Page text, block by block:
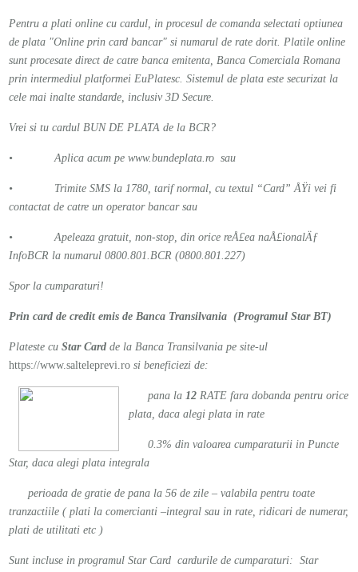
Pentru a plati online cu cardul, in procesul de comanda selectati optiunea
de plata "Online prin card bancar" si numarul de rate dorit. Platile online
sunt procesate direct de catre banca emitenta, Banca Comerciala Romana
prin intermediul platformei EuPlatesc. Sistemul de plata este securizat la
cele mai inalte standarde, inclusiv 3D Secure.
Vrei si tu cardul BUN DE PLATA de la BCR?
• Aplica acum pewww.bundeplata.ro sau
• Trimite SMS la 1780, tarif normal, cu textul “Card” ÅŸi vei fi
contactat de catre un operator bancar sau
• Apeleaza gratuit, non-stop, din orice reÅ£ea naÅ£ionalÄƒ
InfoBCR la numarul 0800.801.BCR (0800.801.227)
Spor la cumparaturi!
Prin card de credit emis de Banca Transilvania (Programul Star BT)
Plateste cuStar Card de la Banca Transilvania pe site-ul
https://www.salteleprevi.ro si beneficiezi de:
pana la12 RATE fara dobanda pentru orice
plata, daca alegi plata in rate
0.3% din valoarea cumparaturii in Puncte
Star, daca alegi plata integrala
perioada de gratie de pana la 56 de zile – valabila pentru toate
tranzactiile ( plati la comercianti –integral sau in rate, ridicari de numerar,
plati de utilitati etc )
Sunt incluse in programul Star Card cardurile de cumparaturi: Star